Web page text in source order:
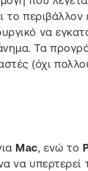
το περιβάλλον
να
Τα
(όχι
Mac, ενώ το
να